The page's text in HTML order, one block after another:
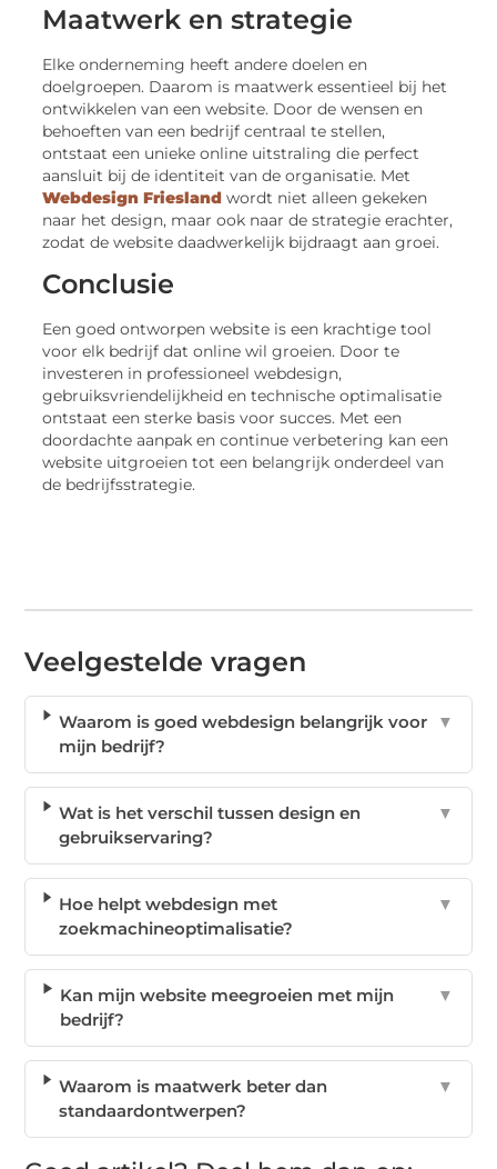
Maatwerk en strategie
Elke onderneming heeft andere doelen en
doelgroepen. Daarom is maatwerk essentieel bij het
ontwikkelen van een website. Door de wensen en
behoeften van een bedrijf centraal te stellen,
ontstaat een unieke online uitstraling die perfect
aansluit bij de identiteit van de organisatie. Met
Webdesign Friesland wordt niet alleen gekeken
naar het design, maar ook naar de strategie erachter,
zodat de website daadwerkelijk bijdraagt aan groei.
Conclusie
Een goed ontworpen website is een krachtige tool
voor elk bedrijf dat online wil groeien. Door te
investeren in professioneel webdesign,
gebruiksvriendelijkheid en technische optimalisatie
ontstaat een sterke basis voor succes. Met een
doordachte aanpak en continue verbetering kan een
website uitgroeien tot een belangrijk onderdeel van
de bedrijfsstrategie.
Veelgestelde vragen
Waarom is goed webdesign belangrijk voor
mijn bedrijf?
▼
Wat is het verschil tussen design en
gebruikservaring?
▼
Hoe helpt webdesign met
zoekmachineoptimalisatie?
▼
Kan mijn website meegroeien met mijn
bedrijf?
▼
Waarom is maatwerk beter dan
standaardontwerpen?
▼